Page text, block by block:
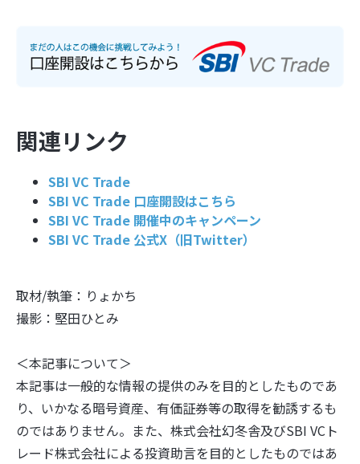
関連リンク
SBI VC Trade
SBI VC Trade 口座開設はこちら
SBI VC Trade 開催中のキャンペーン
SBI VC Trade 公式X（旧Twitter）
取材/執筆：りょかち
撮影：堅田ひとみ
＜本記事について＞
本記事は一般的な情報の提供のみを目的としたものであ
り、いかなる暗号資産、有価証券等の取得を勧誘するも
のではありません。また、株式会社幻冬舎及びSBI VCト
レード株式会社による投資助言を目的としたものではあ